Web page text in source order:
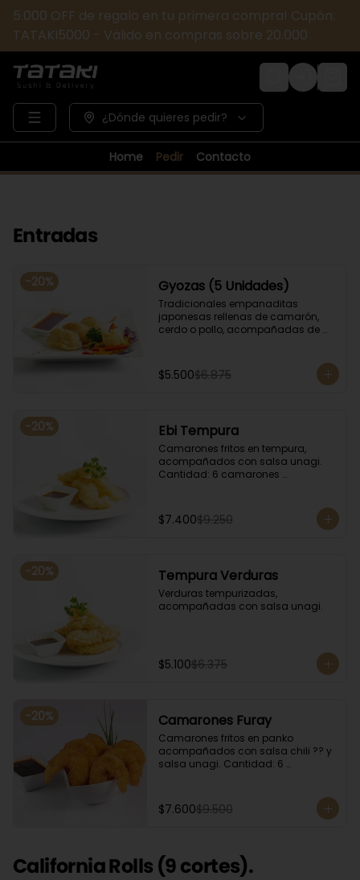
5.000 OFF de regalo en tu primera compra! Cupón:
TATAKI5000 - Válido en compras sobre 20.000
Login
¿Dónde quieres pedir?
Home Pedir Contacto
Entradas
-20% Gyozas (5 Unidades)
Tradicionales empanaditas
japonesas rellenas de camarón,
cerdo o pollo, acompañadas de
$5.500$6.875
-20% Ebi Tempura
Camarones fritos en tempura,
acompañados con salsa unagi.
Cantidad: 6 camarones
$7.400$9.250
-20% Tempura Verduras
Verduras tempurizadas,
acompañadas con salsa unagi.
$5.100$6.375
-20% Camarones Furay
Camarones fritos en panko
acompañados con salsa chili ?? y
salsa unagi. Cantidad: 6
$7.600$9.500
California Rolls (9 cortes).